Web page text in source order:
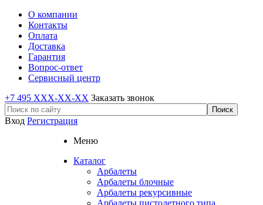
О компании
Контакты
Оплата
Доставка
Гарантия
Вопрос-ответ
Сервисный центр
+7 495 XXX-XX-XX Заказать звонок
Вход Регистрация
Меню
Каталог
Арбалеты
Арбалеты блочные
Арбалеты рекурсивные
Арбалеты пистолетного типа